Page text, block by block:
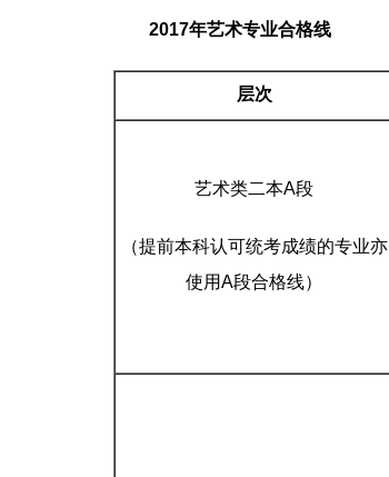
2017年艺术专业合格线
层次
艺术类二本A段
（提前本科认可统考成绩的专业亦
使用A段合格线）